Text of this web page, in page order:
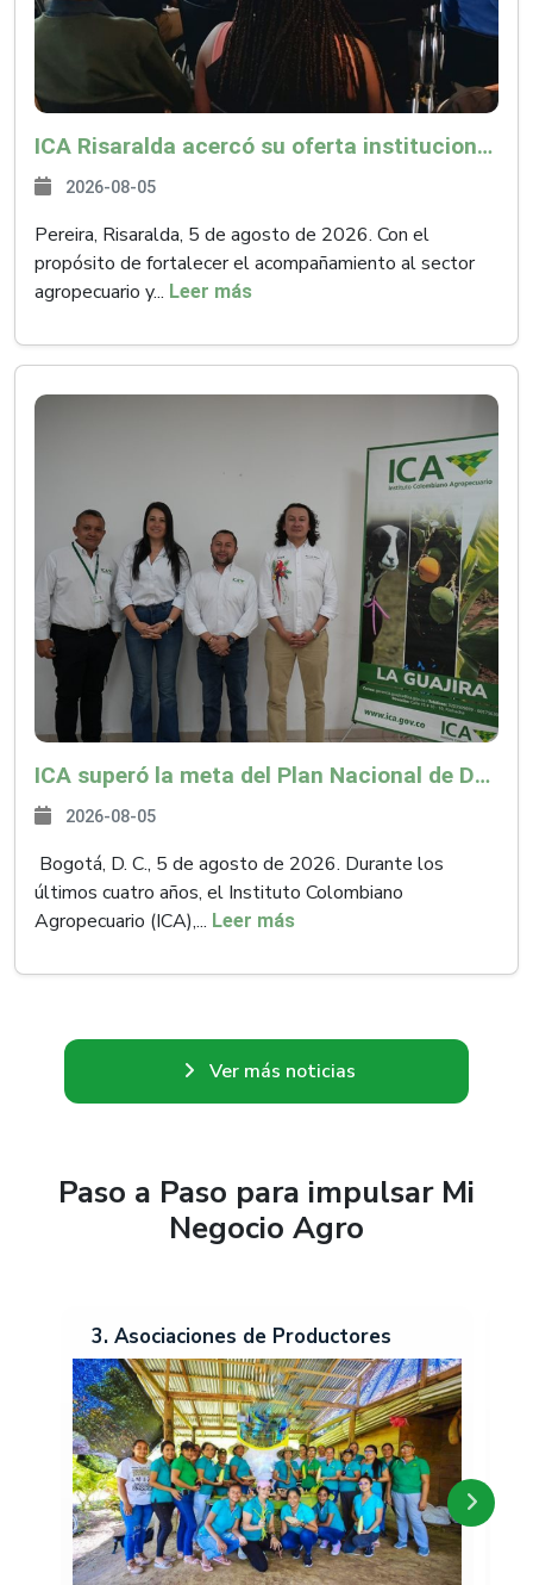
ICA Risaralda acercó su oferta institucional a productores y emprendedores en Expocamello
2026-08-05
Pereira, Risaralda, 5 de agosto de 2026. Con el
propósito de fortalecer el acompañamiento al sector
agropecuario y... Leer más
ICA superó la meta del Plan Nacional de Desarrollo y abrió 61 mercados internacionales
2026-08-05
Bogotá, D. C., 5 de agosto de 2026. Durante los
últimos cuatro años, el Instituto Colombiano
Agropecuario (ICA),... Leer más
Ver más noticias
Paso a Paso para impulsar Mi
Negocio Agro
3. Asociaciones de Productores